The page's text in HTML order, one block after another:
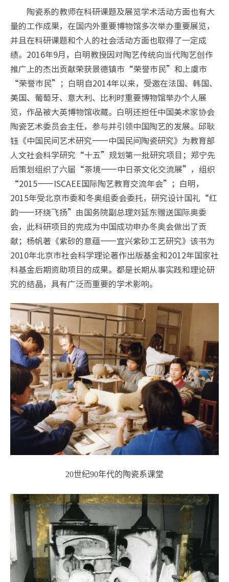
陶瓷系的教师在科研课题及展览学术活动方面也有大
量的工作成果，在国内外重要博物馆多次举办重要展览，
并且在科研课题和个人的社会活动方面也取得了一定成
绩。2016年9月，白明教授因对陶艺传统向当代陶艺创作
推广上的杰出贡献荣获景德镇市“荣誉市民”和上虞市
“荣誉市民”；白明自2014年以来，受邀在法国、韩国、
美国、葡萄牙、意大利、比利时重要博物馆举办个人展
览，作品被大英博物馆收藏。白明还担任中国美术家协会
陶瓷艺术委员会主任，参与并引领中国陶艺的发展。邱耿
钰《中国民间艺术研究——中国民间陶瓷研究》为教育部
人文社会科学研究“十五”规划第一批研究项目；郑宁先
后策划组织了六届“茶境——中日茶文化交流展”，组织
“2015——ISCAEE国际陶艺教育交流年会”；白明，
2015年受北京市委和冬奥组委会委托，研究设计国礼“红
韵——环绕飞扬”由国务院副总理刘延东赠送国际奥委
会，此科研项目的完成为中国成功申办冬奥会做出了贡
献；杨帆著《紫砂的意蕴——宜兴紫砂工艺研究》该书为
2010年北京市社会科学理论著作出版基金和2012年国家社
科基金后期资助项目的成果。都是长期从事实践和理论研
究的结晶，具有广泛而重要的学术影响。
20世纪90年代的陶瓷系课堂